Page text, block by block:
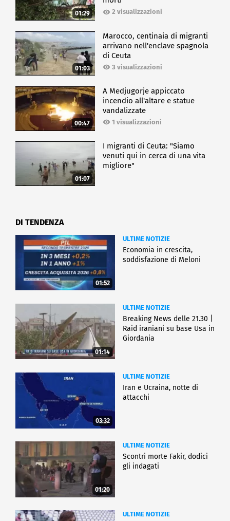
01:29 2 visualizzazioni
01:03
Marocco, centinaia di migranti
arrivano nell'enclave spagnola
di Ceuta
3 visualizzazioni
00:47
A Medjugorje appiccato
incendio all'altare e statue
vandalizzate
1 visualizzazioni
01:07
I migranti di Ceuta: "Siamo
venuti qui in cerca di una vita
migliore"
DI TENDENZA
01:52
ULTIME NOTIZIE
Economia in crescita,
soddisfazione di Meloni
01:14
ULTIME NOTIZIE
Breaking News delle 21.30 |
Raid iraniani su base Usa in
Giordania
03:32
ULTIME NOTIZIE
Iran e Ucraina, notte di
attacchi
01:20
ULTIME NOTIZIE
Scontri morte Fakir, dodici
gli indagati
ULTIME NOTIZIE